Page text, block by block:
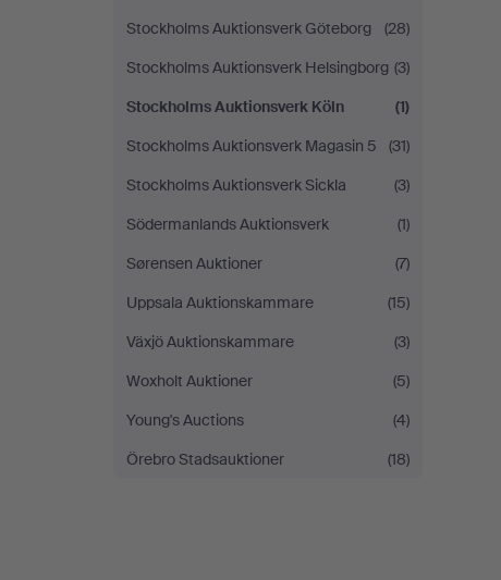
Stockholms Auktionsverk Göteborg
(28)
Stockholms Auktionsverk Helsingborg (3)
Stockholms Auktionsverk Köln
(1)
Stockholms Auktionsverk Magasin 5
(31)
Stockholms Auktionsverk Sickla
(3)
Södermanlands Auktionsverk
(1)
Sørensen Auktioner
(7)
Uppsala Auktionskammare
(15)
Växjö Auktionskammare
(3)
Woxholt Auktioner
(5)
Young's Auctions
(4)
Örebro Stadsauktioner
(18)